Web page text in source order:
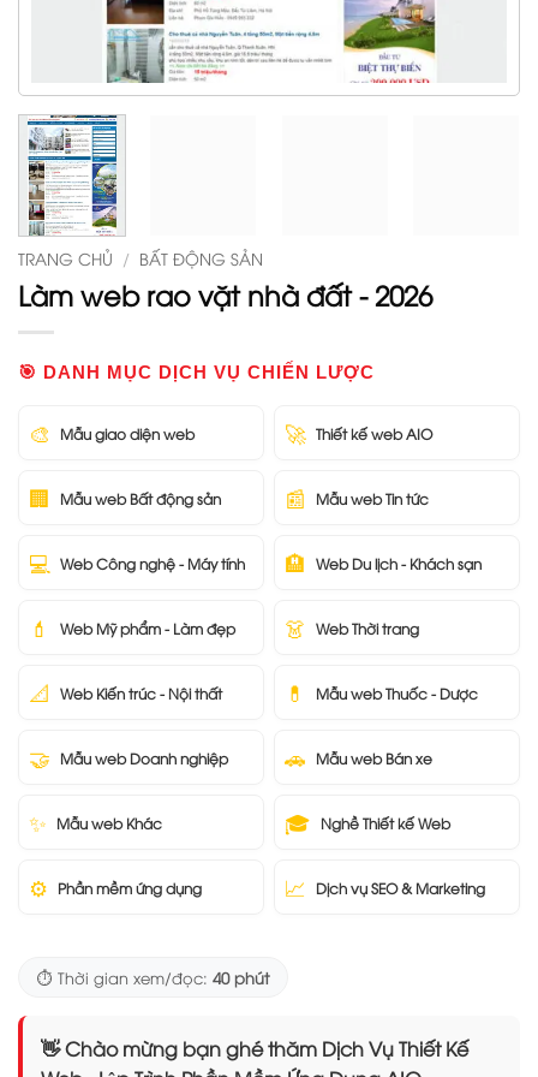
TRANG CHỦ / BẤT ĐỘNG SẢN
Làm web rao vặt nhà đất - 2026
🎯 DANH MỤC DỊCH VỤ CHIẾN LƯỢC
🎨 Mẫu giao diện web 🚀 Thiết kế web AIO
🏢 Mẫu web Bất động sản 📰 Mẫu web Tin tức
💻 Web Công nghệ - Máy tính 🏨 Web Du lịch - Khách sạn
💄 Web Mỹ phẩm - Làm đẹp 👗 Web Thời trang
📐 Web Kiến trúc - Nội thất 💊 Mẫu web Thuốc - Dược
🤝 Mẫu web Doanh nghiệp 🚗 Mẫu web Bán xe
✨ Mẫu web Khác 🎓 Nghề Thiết kế Web
⚙️ Phần mềm ứng dụng 📈 Dịch vụ SEO & Marketing
⏱️ Thời gian xem/đọc: 40 phút
👋 Chào mừng bạn ghé thăm Dịch Vụ Thiết Kế